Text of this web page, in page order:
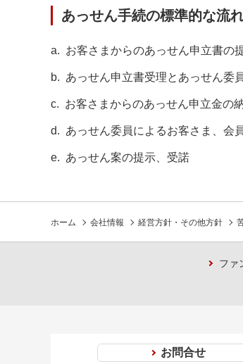
あっせん手続の標準的な流
a. お客さまからのあっせん申立書の
b. あっせん申立書受理とあっせん委
c. お客さまからのあっせん申立金の
d. あっせん委員によるお客さま、会
e. あっせん案の提示、受諾
ホーム 会社情報 経営方針・その他方針
ファ
お問合せ